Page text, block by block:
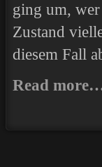
ging um, wer
Zustand
diesem Fall
Read